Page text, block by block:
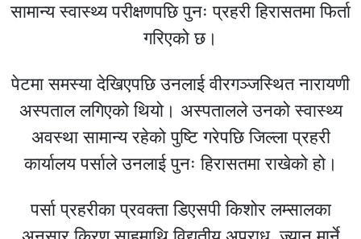
सामान्य स्वास्थ्य परीक्षणपछि पुनः प्रहरी हिरासतमा फिर्ता
गरिएको छ।
पेटमा समस्या देखिएपछि उनलाई वीरगञ्जस्थित नारायणी
अस्पताल लगिएको थियो। अस्पतालले उनको स्वास्थ्य
अवस्था सामान्य रहेको पुष्टि गरेपछि जिल्ला प्रहरी
कार्यालय पर्साले उनलाई पुनः हिरासतमा राखेको हो।
पर्सा प्रहरीका प्रवक्ता डिएसपी किशोर लम्सालका